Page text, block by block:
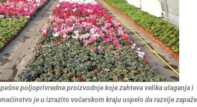
poljoprivredne proizvodnje koje zahteva velika ulaganja i
je u izrazito voćarskom kraju uspelo da razvije